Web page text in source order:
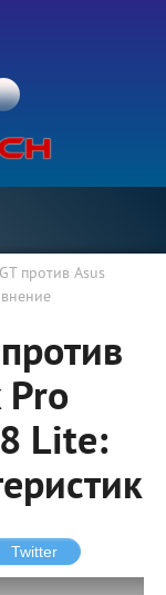
против Asus
Pro
Lite: